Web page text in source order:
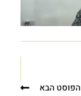
הפוסט הבא